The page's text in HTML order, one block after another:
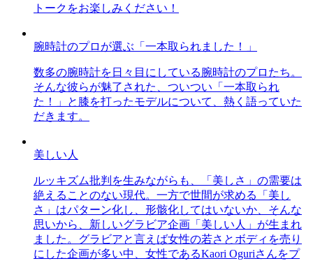
トークをお楽しみください！
腕時計のプロが選ぶ「一本取られました！」
数多の腕時計を日々目にしている腕時計のプロたち。
そんな彼らが魅了された、ついつい「一本取られ
た！」と膝を打ったモデルについて、熱く語っていた
だきます。
美しい人
ルッキズム批判を生みながらも、「美しさ」の需要は
絶えることのない現代。一方で世間が求める「美し
さ」はパターン化し、形骸化してはいないか、そんな
思いから、新しいグラビア企画「美しい人」が生まれ
ました。グラビアと言えば女性の若さとボディを売り
にした企画が多い中、女性であるKaori Oguriさんをプ